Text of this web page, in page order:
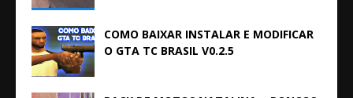
COMO BAIXAR INSTALAR E MODIFICAR
O GTA TC BRASIL V0.2.5